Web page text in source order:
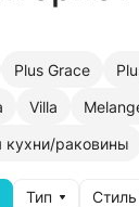
Plus Grace
Villa
кухни/раковины
Тип Стиль